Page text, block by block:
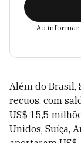
Ao informar
Além do Brasil,
recuos, com
US$ 15,5
Unidos, Suíça,